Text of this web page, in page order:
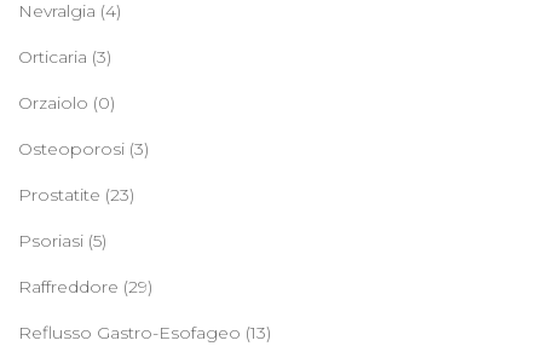
Nevralgia (4)
Orticaria (3)
Orzaiolo (0)
Osteoporosi (3)
Prostatite (23)
Psoriasi (5)
Raffreddore (29)
Reflusso Gastro-Esofageo (13)